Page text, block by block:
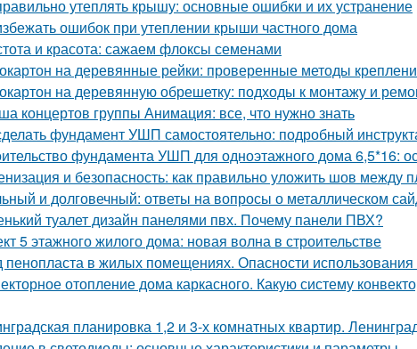
утеплять крышу: основные ошибки и их устранение
ошибок при утеплении крыши частного дома
и красота: сажаем флоксы семенами
на деревянные рейки: проверенные методы
на деревянную обрешетку: подходы к монтажу и
концертов группы Анимация: все, что нужно знать
фундамент УШП самостоятельно: подробный
фундамента УШП для одноэтажного дома 6,5*16:
и безопасность: как правильно уложить шов между
и долговечный: ответы на вопросы о металлическом
туалет дизайн панелями пвх. Почему панели ПВХ?
5 этажного жилого дома: новая волна в строительстве
пенопласта в жилых помещениях. Опасности
отопление дома каркасного. Какую систему
планировка 1,2 и 3-х комнатных квартир.